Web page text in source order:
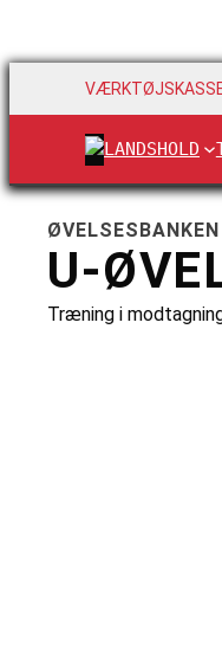
LANDSHOLD
ØVELSESBANKEN
U-
Træning i